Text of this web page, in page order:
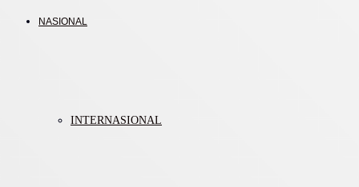
NASIONAL
INTERNASIONAL